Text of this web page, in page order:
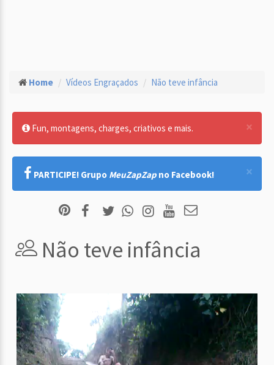
Home Vídeos Engraçados Não teve infância
×
Fun, montagens, charges, criativos e mais.
×
PARTICIPE! Grupo MeuZapZap no Facebook!
Não teve infância